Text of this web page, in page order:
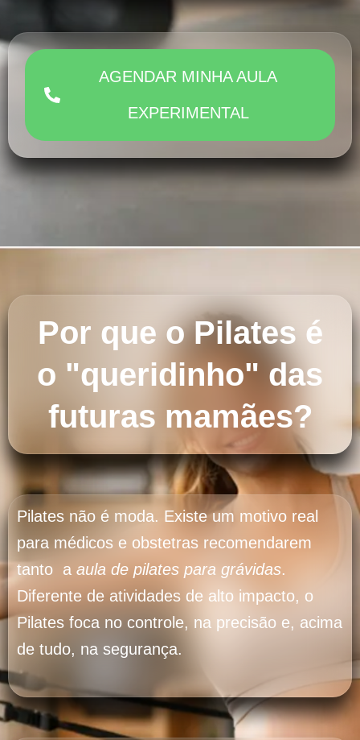
AGENDAR MINHA AULA
EXPERIMENTAL
Por que o Pilates é
o "queridinho" das
futuras mamães?
Pilates não é moda. Existe um motivo real
para médicos e obstetras recomendarem
tanto a aula de pilates para grávidas.
Diferente de atividades de alto impacto, o
Pilates foca no controle, na precisão e, acima
de tudo, na segurança.